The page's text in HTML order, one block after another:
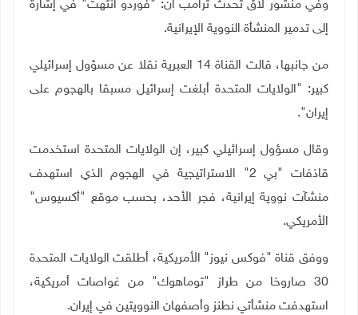
وفي منشور لاق تحدث ترامب أن: "فوردو انتهت" في إشارة
إلى تدمير المنشأة النووية الإيرانية.
من جانبها، قالت القناة 14 العبرية نقلا عن مسؤول إسرائيلي
كبير: "الولايات المتحدة أبلغت إسرائيل مسبقا بالهجوم على
إيران".
وقال مسؤول إسرائيلي كبير، إن الولايات المتحدة استخدمت
قاذفات "بي 2" الاستراتيجية في الهجوم الذي استهدف
منشآت نووية إيرانية، فجر الأحد، بحسب موقع "أكسيوس"
الأمريكي.
ووفق قناة "فوكس نيوز" الأمريكية، أطلقت الولايات المتحدة
30 صاروخا من طراز "توماهوك" من غواصات أمريكية،
استهدفت منشأتي نطنز وأصفهان النوويتين في إيران.